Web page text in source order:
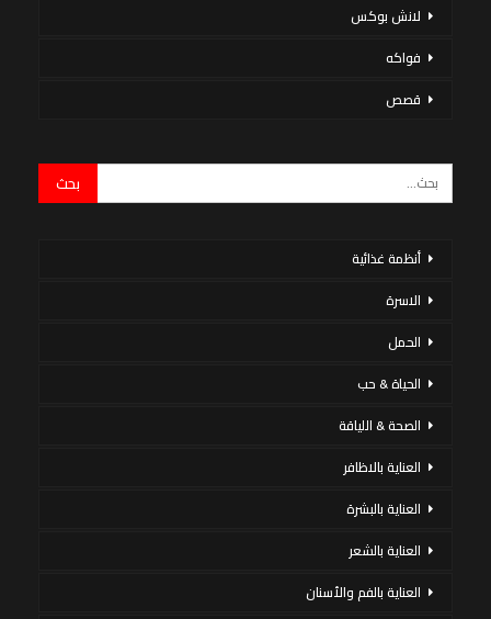
لانش بوكس
فواكه
قصص
أنظمة غذائية
الاسرة
الحمل
الحياة & حب
الصحة & اللياقة
العناية بالاظافر
العناية بالبشرة
العناية بالشعر
العناية بالفم والأسنان